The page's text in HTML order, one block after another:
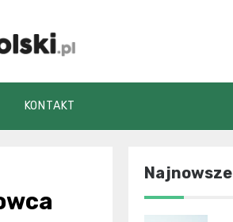
KONTAKT
Najnowsze